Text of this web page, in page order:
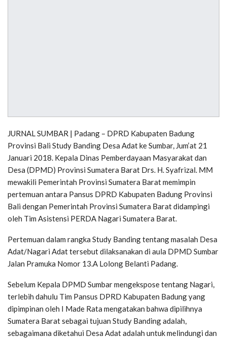
JURNAL SUMBAR | Padang – DPRD Kabupaten Badung
Provinsi Bali Study Banding Desa Adat ke Sumbar, Jum’at 21
Januari 2018. Kepala Dinas Pemberdayaan Masyarakat dan
Desa (DPMD) Provinsi Sumatera Barat Drs. H. Syafrizal. MM
mewakili Pemerintah Provinsi Sumatera Barat memimpin
pertemuan antara Pansus DPRD Kabupaten Badung Provinsi
Bali dengan Pemerintah Provinsi Sumatera Barat didampingi
oleh Tim Asistensi PERDA Nagari Sumatera Barat.
Pertemuan dalam rangka Study Banding tentang masalah Desa
Adat/Nagari Adat tersebut dilaksanakan di aula DPMD Sumbar
Jalan Pramuka Nomor 13.A Lolong Belanti Padang.
Sebelum Kepala DPMD Sumbar mengekspose tentang Nagari,
terlebih dahulu Tim Pansus DPRD Kabupaten Badung yang
dipimpinan oleh I Made Rata mengatakan bahwa dipilihnya
Sumatera Barat sebagai tujuan Study Banding adalah,
sebagaimana diketahui Desa Adat adalah untuk melindungi dan